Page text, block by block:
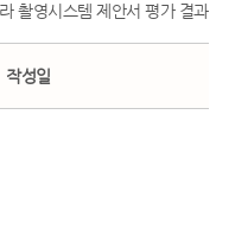
촬영시스템 제안서 평가 결과 공
작성일